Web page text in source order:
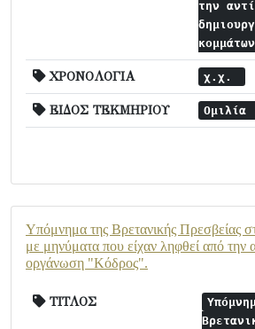
την
ΧΡΟΝΟΛΟΓΙΑ χ.χ.
ΕΙΔΟΣ ΤΕΚΜΗΡΙΟΥ Ομιλία
Υπόμνημα της Βρετανικής Πρεσβείας
με μηνύματα που είχαν ληφθεί από την
οργάνωση "Κόδρος".
ΤΙΤΛΟΣ